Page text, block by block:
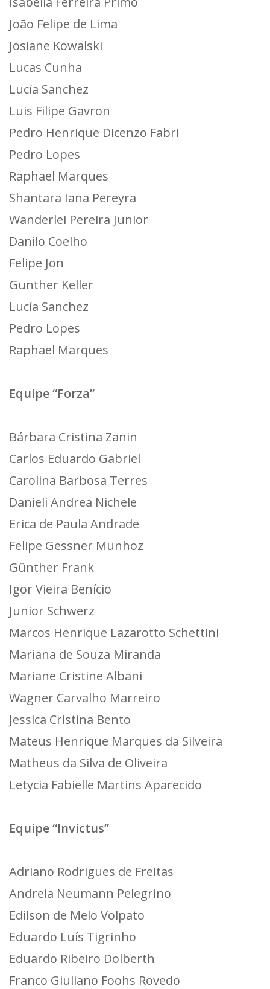
João Felipe de Lima
Josiane Kowalski
Lucas Cunha
Lucía Sanchez
Luis Filipe Gavron
Pedro Henrique Dicenzo Fabri
Pedro Lopes
Raphael Marques
Shantara Iana Pereyra
Wanderlei Pereira Junior
Danilo Coelho
Felipe Jon
Gunther Keller
Lucía Sanchez
Pedro Lopes
Raphael Marques
Equipe “Forza”
Bárbara Cristina Zanin
Carlos Eduardo Gabriel
Carolina Barbosa Terres
Danieli Andrea Nichele
Erica de Paula Andrade
Felipe Gessner Munhoz
Günther Frank
Igor Vieira Benício
Junior Schwerz
Marcos Henrique Lazarotto Schettini
Mariana de Souza Miranda
Mariane Cristine Albani
Wagner Carvalho Marreiro
Jessica Cristina Bento
Mateus Henrique Marques da Silveira
Matheus da Silva de Oliveira
Letycia Fabielle Martins Aparecido
Equipe “Invictus”
Adriano Rodrigues de Freitas
Andreia Neumann Pelegrino
Edilson de Melo Volpato
Eduardo Luís Tigrinho
Eduardo Ribeiro Dolberth
Franco Giuliano Foohs Rovedo